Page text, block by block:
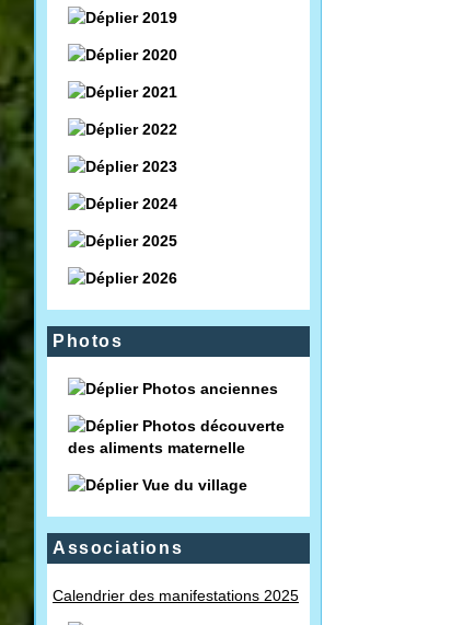
2019
2020
2021
2022
2023
2024
2025
2026
Photos
Photos anciennes
Photos découverte
des aliments maternelle
Vue du village
Associations
Calendrier des manifestations 2025